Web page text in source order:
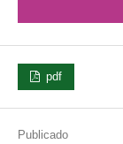
pdf
Publicado